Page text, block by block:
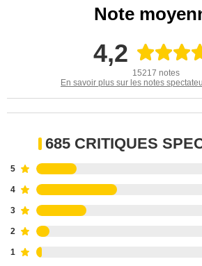
Note
4,2
15217 notes
En savoir plus sur les notes
685 CRITIQUES
5
4
3
2
1